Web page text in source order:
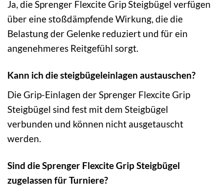
Ja, die Sprenger Flexcite Grip Steigbügel verfügen
über eine stoßdämpfende Wirkung, die die
Belastung der Gelenke reduziert und für ein
angenehmeres Reitgefühl sorgt.
Kann ich die steigbügeleinlagen austauschen?
Die Grip-Einlagen der Sprenger Flexcite Grip
Steigbügel sind fest mit dem Steigbügel
verbunden und können nicht ausgetauscht
werden.
Sind die Sprenger Flexcite Grip Steigbügel
zugelassen für Turniere?